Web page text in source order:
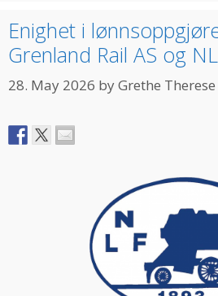
Enighet i
Grenland Rail AS og
28. May 2026 byGrethe